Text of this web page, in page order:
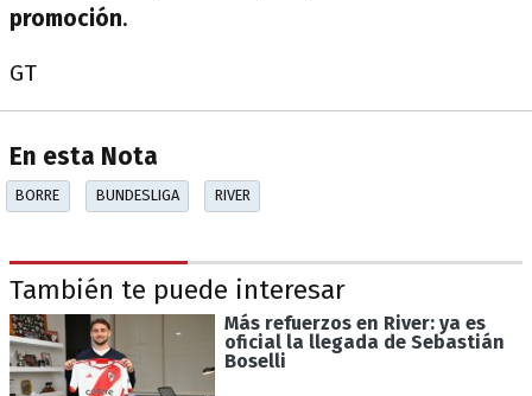
promoción.
GT
En esta Nota
BORRE BUNDESLIGA RIVER
También te puede interesar
Más refuerzos en River: ya es
oficial la llegada de Sebastián
Boselli